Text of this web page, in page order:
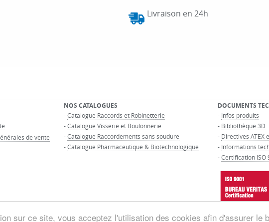
sur ce site, vous acceptez l'utilisation des cookies afin d'assurer le
Livraison en 24h
de vente
NOS CATALOGUES
-Catalogue Raccords et Robinetterie
-Catalogue Visserie et Boulonnerie
-Catalogue Raccordements sans soudure
-Catalogue Pharmaceutique & Biotechnologique
DOCUMENTS
- Infos produits
- Bibliothèque 3D
- Directives ATEX
- Informations
-Certification ISO
© GROUPE MAURIN - Tous droits